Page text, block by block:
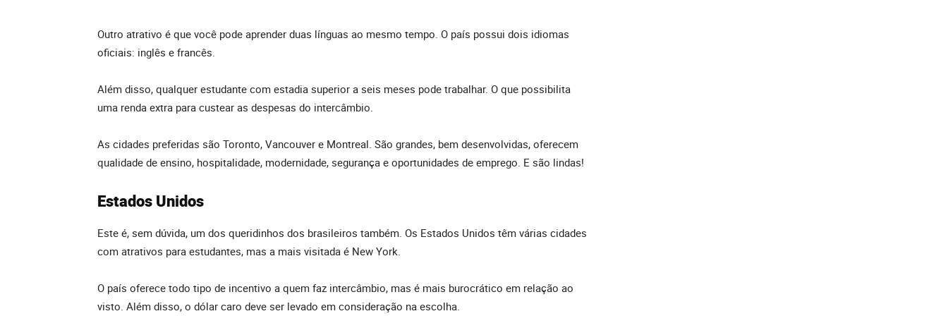
Outro atrativo é que você pode aprender duas línguas ao mesmo tempo. O país possui dois idiomas
oficiais: inglês e francês.
Além disso, qualquer estudante com estadia superior a seis meses pode trabalhar. O que possibilita
uma renda extra para custear as despesas do intercâmbio.
As cidades preferidas são Toronto, Vancouver e Montreal. São grandes, bem desenvolvidas, oferecem
qualidade de ensino, hospitalidade, modernidade, segurança e oportunidades de emprego. E são lindas!
Estados Unidos
Este é, sem dúvida, um dos queridinhos dos brasileiros também. Os Estados Unidos têm várias cidades
com atrativos para estudantes, mas a mais visitada é New York.
O país oferece todo tipo de incentivo a quem faz intercâmbio, mas é mais burocrático em relação ao
visto. Além disso, o dólar caro deve ser levado em consideração na escolha.